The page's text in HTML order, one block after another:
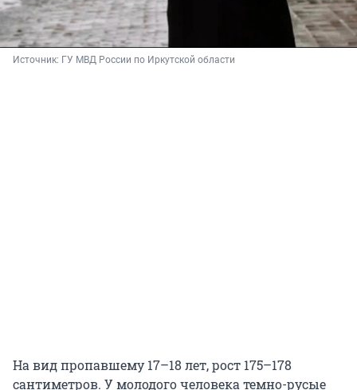
Источник: ГУ МВД России по Иркутской области
На вид пропавшему 17–18 лет, рост 175–178
сантиметров. У молодого человека темно-русые